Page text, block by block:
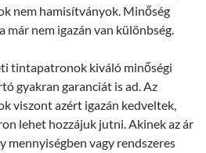
nem hamisítványok. Minőség
már nem igazán van különbség.
tintapatronok kiváló minőségi
gyakran garanciát is ad. Az
viszont azért igazán kedveltek,
lehet hozzájuk jutni. Akinek az ár
mennyiségben vagy rendszeres